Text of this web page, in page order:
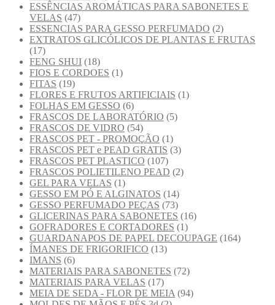
ESSÊNCIAS AROMÁTICAS PARA SABONETES E
VELAS (47)
ESSENCIAS PARA GESSO PERFUMADO (2)
EXTRATOS GLICÓLICOS DE PLANTAS E FRUTAS
(17)
FENG SHUI (18)
FIOS E CORDOES (1)
FITAS (19)
FLORES E FRUTOS ARTIFICIAIS (1)
FOLHAS EM GESSO (6)
FRASCOS DE LABORATÓRIO (5)
FRASCOS DE VIDRO (54)
FRASCOS PET - PROMOÇÃO (1)
FRASCOS PET e PEAD GRATIS (3)
FRASCOS PET PLASTICO (107)
FRASCOS POLIETILENO PEAD (2)
GEL PARA VELAS (1)
GESSO EM PÓ E ALGINATOS (14)
GESSO PERFUMADO PEÇAS (73)
GLICERINAS PARA SABONETES (16)
GOFRADORES E CORTADORES (1)
GUARDANAPOS DE PAPEL DECOUPAGE (164)
ÍMANES DE FRIGORIFICO (13)
IMANS (6)
MATERIAIS PARA SABONETES (72)
MATERIAIS PARA VELAS (17)
MEIA DE SEDA - FLOR DE MEIA (94)